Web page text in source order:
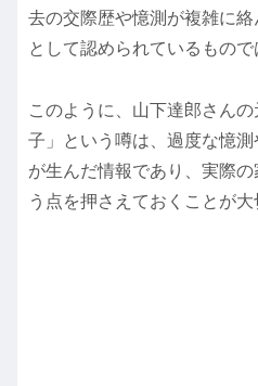
去の交際歴や憶測が複雑に
として認められているもので
このように、山下達郎さん
子」という噂は、過度な憶
が生んだ情報であり、実際
う点を押さえておくことが大